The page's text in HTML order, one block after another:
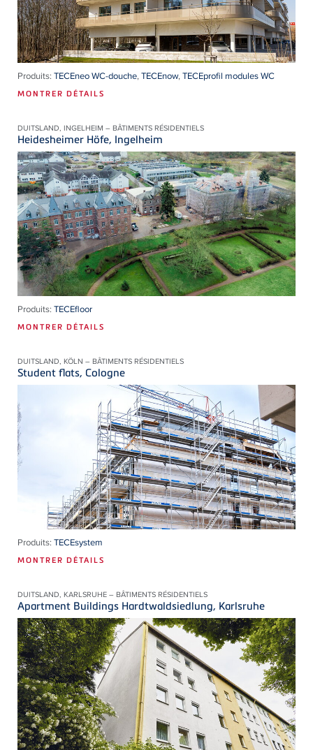
Produits: TECEneo WC-douche,TECEnow,TECEprofil modules WC
MONTRER DÉTAILS
DUITSLAND, INGELHEIM – BÂTIMENTS RÉSIDENTIELS
Heidesheimer Höfe, Ingelheim
Produits: TECEfloor
MONTRER DÉTAILS
DUITSLAND, KÖLN – BÂTIMENTS RÉSIDENTIELS
Student flats, Cologne
Produits: TECEsystem
MONTRER DÉTAILS
DUITSLAND, KARLSRUHE – BÂTIMENTS RÉSIDENTIELS
Apartment Buildings Hardtwaldsiedlung, Karlsruhe